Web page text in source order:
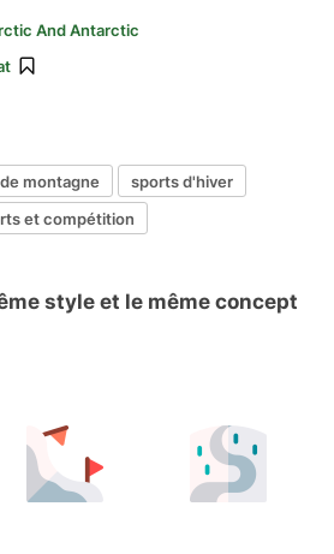
And Antarctic
montagne
sports d'hiver
et compétition
style et le même concept